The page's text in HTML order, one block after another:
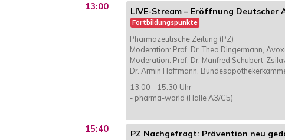
13:00 LIVE-Stream – Eröffnung
Fortbildungspunkte
Pharmazeutische Zeitung (PZ)
Moderation: Prof. Dr. Theo Dingermann,
Moderation: Prof. Dr. Manfred Schubert-
Dr. Armin Hoffmann,
13:00 - 15:30 Uhr
- pharma-world (Halle A3/C5)
15:40 PZ Nachgefragt: Prävention neu